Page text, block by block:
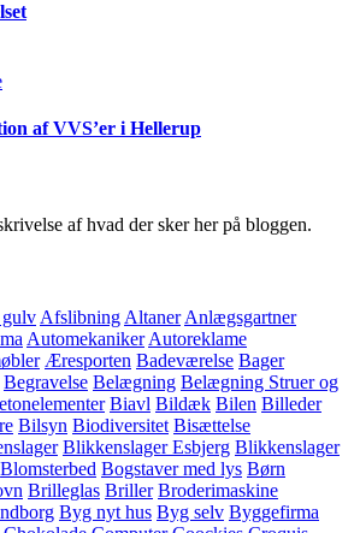
af VVS’er i Hellerup
af hvad der sker her på bloggen.
Afslibning Altaner Anlægsgartner
Automekaniker Autoreklame
Æresporten Badeværelse Bager
Begravelse Belægning Belægning Struer og
Biavl Bildæk Bilen Billeder
Bilsyn Biodiversitet Bisættelse
Blikkenslager Esbjerg Blikkenslager
Blomsterbed Bogstaver med lys Børn
Brilleglas Briller Broderimaskine
Byg nyt hus Byg selv Byggefirma